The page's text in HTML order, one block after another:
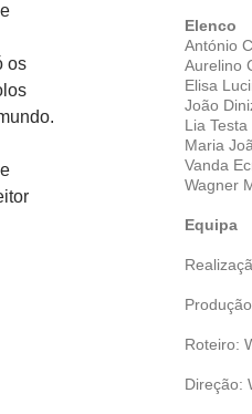
os
Elenco
António
Aurelino
Elisa
João
Lia Testa
Maria
Vanda
Wagner
Equipa
Roteiro:
Direção: